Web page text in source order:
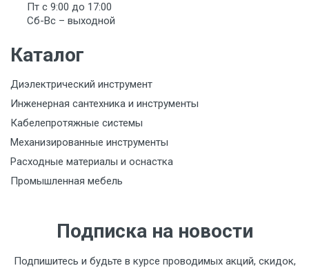
Пт с 9:00 до 17:00
Сб-Вс – выходной
Каталог
Диэлектрический инструмент
Инженерная сантехника и инструменты
Кабелепротяжные системы
Механизированные инструменты
Расходные материалы и оснастка
Промышленная мебель
Подписка на новости
Подпишитесь и будьте в курсе проводимых акций, скидок,